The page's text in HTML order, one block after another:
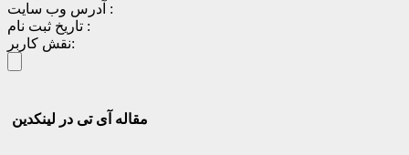
آدرس وب سایت :
تاریخ ثبت نام :
نقش کاربر:
مقاله آی تی در لینکدین